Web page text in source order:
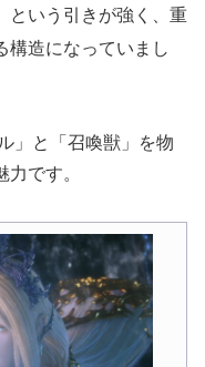
という引きが強く、重
構造になっていまし
」と「召喚獣」を物
です。